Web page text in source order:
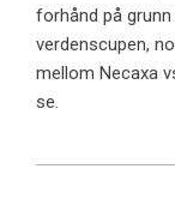
forhånd på
verdenscupen,
mellom Necaxa
se.